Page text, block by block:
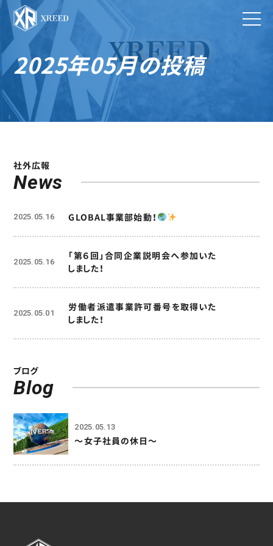
2025年05月の投稿
社外広報
News
2025.05.16 GLOBAL事業部始動！
2025.05.16
「第６回」合同企業説明会へ参加いた
しました！
2025.05.01
労働者派遣事業許可番号を取得いた
しました！
ブログ
Blog
2025.05.13
〜女子社員の休日〜